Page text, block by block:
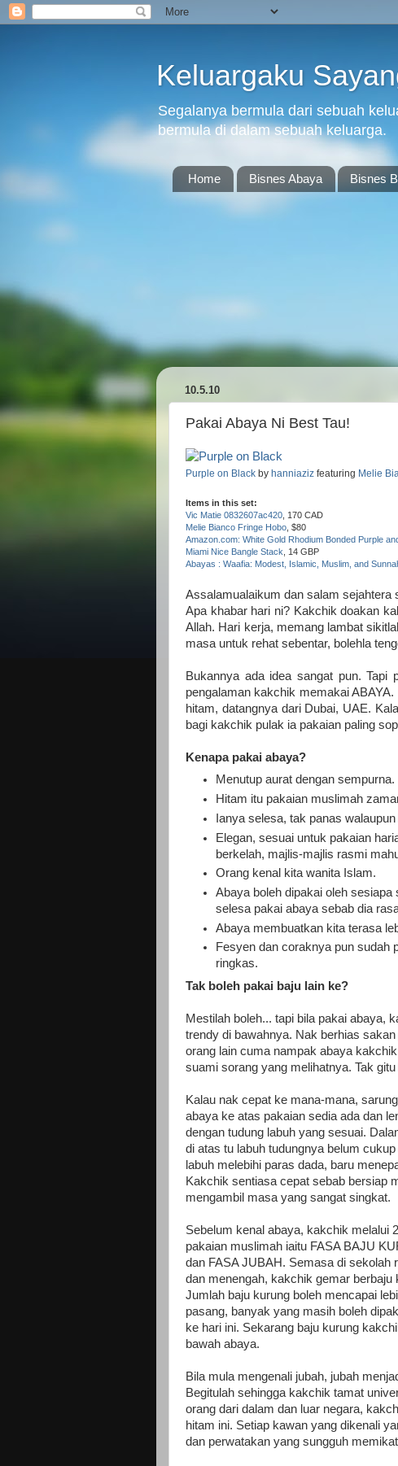
Keluargaku
Segalanya bermula dari sebuah
bermula di dalam sebuah keluarga.
Home Bisnes Abaya Bisnes
10.5.10
Pakai Abaya Ni Best Tau!
Purple on Black by hanniaziz featuring Melie
Items in this set:
Vic Matie 0832607ac420 , 170 CAD
Melie Bianco Fringe Hobo , $80
Amazon.com: White Gold Rhodium Bonded Purple
Miami Nice Bangle Stack , 14 GBP
Abayas : Waafia: Modest, Islamic, Muslim, and
Assalamualaikum dan salam sejahtera
Apa khabar hari ni? Kakchik doakan
Allah. Hari kerja, memang lambat
masa untuk rehat sebentar, bolehla
Bukannya ada idea sangat pun. Tapi
pengalaman kakchik memakai
hitam, datangnya dari Dubai, UAE.
bagi kakchik pulak ia pakaian paling
Kenapa pakai abaya?
Menutup aurat dengan sempurna.
Hitam itu pakaian muslimah
Ianya selesa, tak panas
Elegan, sesuai untuk pakaian
berkelah, majlis-majlis rasmi
Orang kenal kita wanita Islam.
Abaya boleh dipakai oleh
selesa pakai abaya sebab dia
Abaya membuatkan kita terasa
Fesyen dan coraknya pun sudah
ringkas.
Tak boleh pakai baju lain ke?
Mestilah boleh... tapi bila pakai abaya,
trendy di bawahnya. Nak berhias
orang lain cuma nampak abaya
suami sorang yang melihatnya. Tak
Kalau nak cepat ke mana-mana,
abaya ke atas pakaian sedia ada dan
dengan tudung labuh yang sesuai.
di atas tu labuh tudungnya belum
labuh melebihi paras dada, baru
Kakchik sentiasa cepat sebab bersiap
mengambil masa yang sangat singkat.
Sebelum kenal abaya, kakchik melalui
pakaian muslimah iaitu FASA BAJU
dan FASA JUBAH. Semasa di sekolah
dan menengah, kakchik gemar berbaju
Jumlah baju kurung boleh mencapai
pasang, banyak yang masih boleh
ke hari ini. Sekarang baju kurung
bawah abaya.
Bila mula mengenali jubah, jubah
Begitulah sehingga kakchik tamat
orang dari dalam dan luar negara,
hitam ini. Setiap kawan yang dikenali
dan perwatakan yang sungguh